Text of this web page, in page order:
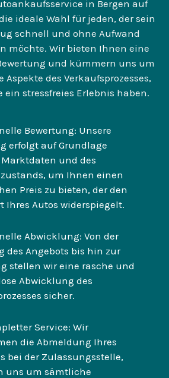
in Bergen auf
ideale Wahl für jeden, der sein
schnell und ohne Aufwand
möchte. Wir bieten Ihnen eine
und kümmern uns um
Aspekte des Verkaufsprozesses,
ein stressfreies Erlebnis haben.
Bewertung: Unsere
erfolgt auf Grundlage
und des
um Ihnen einen
Preis zu bieten, der den
Ihres Autos widerspiegelt.
Abwicklung: Von der
des Angebots bis hin zur
stellen wir eine rasche und
Abwicklung des
sicher.
Service: Wir
die Abmeldung Ihres
bei der Zulassungsstelle,
uns um sämtliche